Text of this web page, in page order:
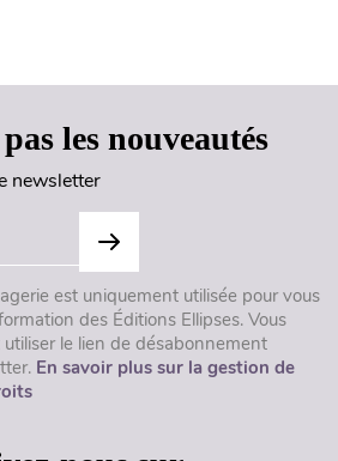
les nouveautés
newsletter
est uniquement utilisée pour vous
des Éditions Ellipses. Vous
le lien de désabonnement
En savoir plus sur la gestion de